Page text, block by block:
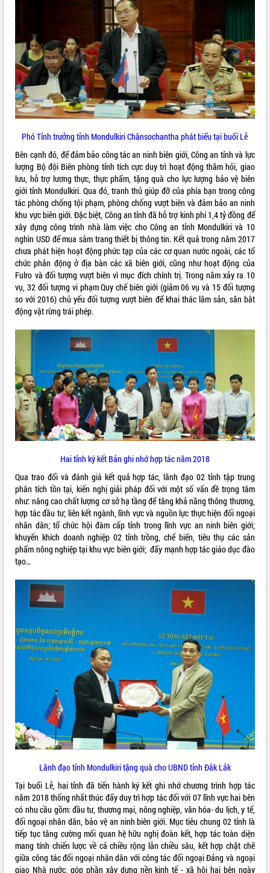
Bí thư Tỉnh ủy Lương Nguyễn Minh
Triết thăm, tặng quà người có công với
cách mạng
Rà soát, hoàn thiện hệ thống thiết chế
văn hóa, thể thao đáp ứng yêu cầu
phát triển mới
Thường trực HĐND tỉnh Đắk Lắk gặp
mặt Đoàn chuyên gia y tế TP. Hồ Chí
Minh
tại Nghĩa trang Liệt sĩ xã Sơn Hòa
Bàn giải pháp tháo gỡ khó khăn trong
xuất khẩu sầu riêng và triển khai quy
định EUDR
Thứ trưởng Bộ Nông nghiệp và Môi
trường Nguyễn Hoàng Hiệp khảo sát
vùng trồng và doanh nghiệp đóng gói
sầu riêng tại Đắk Lắk
Trình diễn nghệ thuật chế biến các
món ăn từ sầu riêng
Đắk Lắk công bố Quy hoạch và xúc
tiến đầu tư tỉnh
Ngành cá ngừ Đắk Lắk chủ động thích
ứng để giữ vững thị trường xuất khẩu
Diễn đàn Kinh tế tư nhân Việt Nam đột
phá cơ chế - Hợp tác công tư
Đề án 06 tạo bước ngoặt đột phá trong
cải cách hành chính tỉnh Đắk Lắk
Kết nối tour, đẩy mạnh chuyển đổi số
để phát triển du lịch Đắk Lắk
Khởi động Dự án Đầu tư xây dựng hạ
tầng kỹ thuật Cụm công nghiệp Tân
Tiến
niệm 101 năm Ngày Báo chí Cách
mạng Việt Nam
Đắk Lắk sơ kết 4 năm triển khai thực
hiện Đề án 06 của Chính phủ
Họp báo thông tin về Hội nghị Công bố
Quy hoạch và Xúc tiến đầu tư tỉnh Đắk
Lắk
Khơi thông điểm nghẽn, đẩy nhanh
giải ngân vốn khắc phục thiên tai
HĐND tỉnh thông qua điều chỉnh Quy
hoạch tỉnh thời kỳ 2021-2030
Hội thảo góp ý hồ sơ điều chỉnh quy
tầm nhìn đến năm 2050
Nâng cao hiệu quả hoạt động của các
doanh nghiệp nhà nước
Hội nghị triển khai kết nối mạng
truyền số liệu chuyên dùng phục vụ cơ
quan Đảng, Nhà nước
Lễ phát động chuỗi hoạt động chung
tay làm sạch môi trường
Xã Ea Kar bước chuyển mình trong
công tác cải cách hành chính mô hình
UBND tỉnh họp báo định kỳ tháng 4
năm 2026
Hội thảo khoa học “Giải pháp thúc đẩy
phát triển nền kinh tế xanh tại tỉnh
Đắk Lắk”
Tăng cường giám sát, đôn đốc thực
hiện nhiệm vụ quản lý tài sản công
hàng tuần
LIÊN KẾT WEB
THỐNG KÊ TRUY CẬP
Hôm nay:
30680
Tất cả:
66076003
Phó Tỉnh trưởng tỉnh Mondulkiri Chănsochantha phát biểu tại buổi Lễ
Bên cạnh đó, để đảm bảo công tác an ninh biên giới, Công an tỉnh và lực
lượng Bộ đội Biên phòng tỉnh tích cực duy trì hoạt động thăm hỏi, giao
lưu, hỗ trợ lương thực, thực phẩm, tặng quà cho lực lượng bảo vệ biên
giới tỉnh Mondulkiri. Qua đó, tranh thủ giúp đỡ của phía bạn trong công
tác phòng chống tội phạm, phòng chống vượt biên và đảm bảo an ninh
khu vực biên giới. Đặc biệt, Công an tỉnh đã hỗ trợ kinh phí 1,4 tỷ đồng để
xây dựng công trình nhà làm việc cho Công an tỉnh Mondulkiri và 10
nghìn USD để mua sắm trang thiết bị thông tin. Kết quả trong năm 2017
chưa phát hiện hoạt động phức tạp của các cơ quan nước ngoài, các tổ
chức phản động ở địa bàn các xã biên giới, cũng như hoạt động của
Fulro và đối tượng vượt biên vì mục đích chính trị. Trong năm xảy ra 10
vụ, 32 đối tượng vi phạm Quy chế biên giới (giảm 06 vụ và 15 đối tượng
so với 2016) chủ yếu đối tượng vượt biên để khai thác lâm sản, săn bắt
động vật rừng trái phép.
Hai tỉnh ký kết Bản ghi nhớ hợp tác năm 2018
Qua trao đổi và đánh giá kết quả hợp tác, lãnh đạo 02 tỉnh tập trung
phân tích tồn tại, kiến nghị giải pháp đối với một số vấn đề trọng tâm
như: nâng cao chất lượng cơ sở hạ tầng để tăng khả năng thông thương,
hợp tác đầu tư; liên kết ngành, lĩnh vực và nguồn lực thực hiện đối ngoại
nhân dân; tổ chức hội đàm cấp tỉnh trong lĩnh vực an ninh biên giới;
khuyến khích doanh nghiệp 02 tỉnh trồng, chế biến, tiêu thụ các sản
phẩm nông nghiệp tại khu vực biên giới; đẩy mạnh hợp tác giáo dục đào
tạo…
Lãnh đạo tỉnh Mondulkiri tặng quà cho UBND tỉnh Đắk Lắk
Tại buổi Lễ, hai tỉnh đã tiến hành ký kết ghi nhớ chương trình hợp tác
năm 2018 thống nhất thúc đẩy duy trì hợp tác đối với 07 lĩnh vực hai bên
có nhu cầu gồm: đầu tư, thương mại, nông nghiệp, văn hóa- du lịch, y tế,
đối ngoại nhân dân, bảo vệ an ninh biên giới. Mục tiêu chung 02 tỉnh là
tiếp tục tăng cường mối quan hệ hữu nghị đoàn kết, hợp tác toàn diện
mang tính chiến lược về cả chiều rộng lẫn chiều sâu, kết hợp chặt chẽ
giữa công tác đối ngoại nhân dân với công tác đối ngoại Đảng và ngoại
giao Nhà nước, góp phần xây dựng nền kinh tế - xã hội hai bên ngày